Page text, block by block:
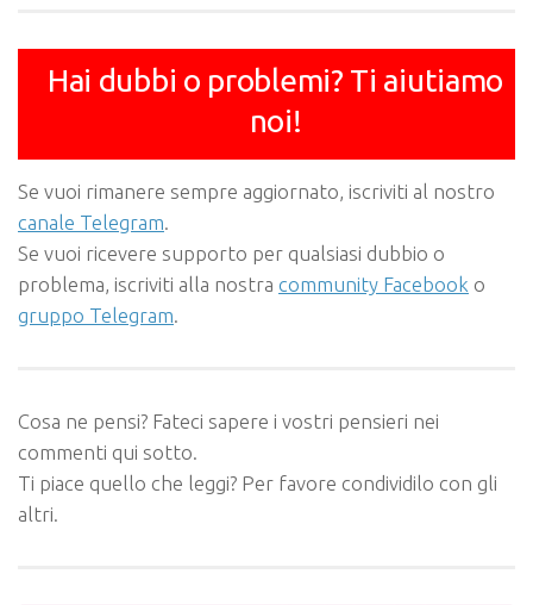
Hai dubbi o problemi? Ti aiutiamo
noi!
Se vuoi rimanere sempre aggiornato, iscriviti al nostro
canale Telegram
Se vuoi ricevere supporto per qualsiasi dubbio o
problema, iscriviti alla nostra community Facebook o
gruppo Telegram
Cosa ne pensi? Fateci sapere i vostri pensieri nei
commenti qui sotto.
Ti piace quello che leggi? Per favore condividilo con gli
altri.